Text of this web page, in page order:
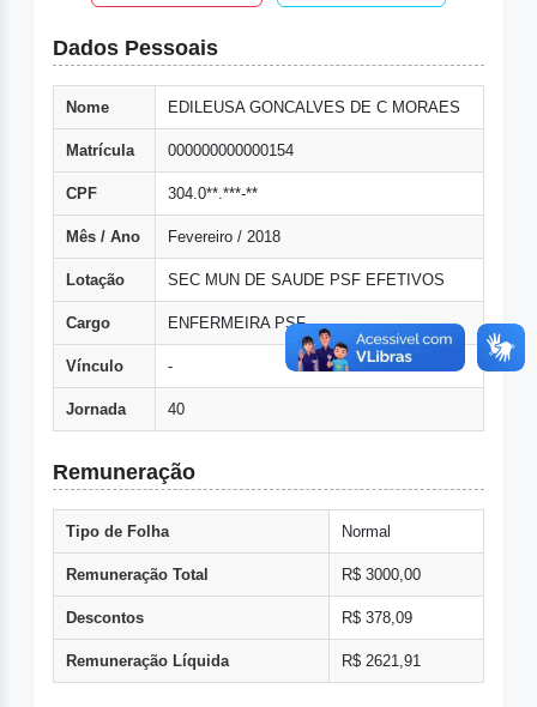
Dados Pessoais
Nome EDILEUSA GONCALVES DE C MORAES
Matrícula 000000000000154
CPF 304.0**.***-**
Mês / Ano Fevereiro / 2018
Lotação SEC MUN DE SAUDE PSF EFETIVOS
Cargo ENFERMEIRA PSF
Vínculo -
Jornada 40
Remuneração
Tipo de Folha Normal
Remuneração Total R$ 3000,00
Descontos R$ 378,09
Remuneração Líquida R$ 2621,91